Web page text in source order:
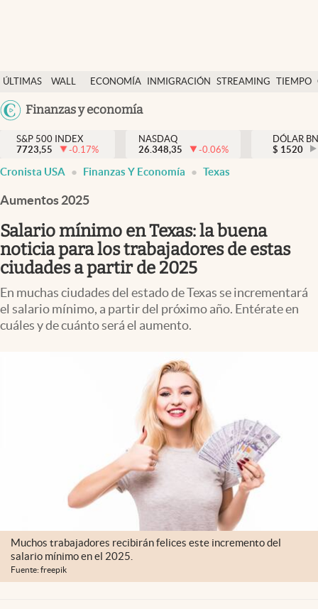
ÚLTIMAS
NOTICIAS
WALL
DÓLAR
ECONOMÍA INMIGRACIÓN STREAMING TIEMPO
México
Finanzas y economía
Finanzas y economía
Wall Street y dólar
Inmigración
Espiritual
Streaming
PC y mobile
Lifestyle
S&P 500 INDEX
7723,55
-0.17%
NASDAQ
26.348,35
-0.06%
DÓLAR
$ 1520
Cronista USA Finanzas Y Economía Texas
Aumentos 2025
Salario mínimo en Texas: la buena
noticia para los trabajadores de estas
ciudades a partir de 2025
En muchas ciudades del estado de Texas se incrementará
el salario mínimo, a partir del próximo año. Entérate en
cuáles y de cuánto será el aumento.
Muchos trabajadores recibirán felices este incremento del
salario mínimo en el 2025.
Fuente: freepik